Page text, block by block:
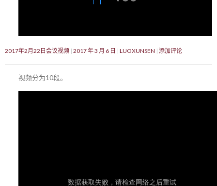
2017年2月22日会议视频 2017 年 3 月 6 日 LUOXUNSEN 添加评论
视频分为10段。